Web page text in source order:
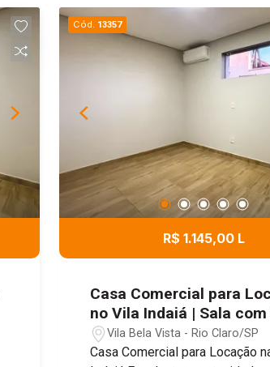
Cód. 13357
R$ 1.145,00 L
Casa Comercial para
no Vila Indaiá | Sala com
Condicionado
Vila Bela Vista - Rio Claro/SP
Casa Comercial para Locação